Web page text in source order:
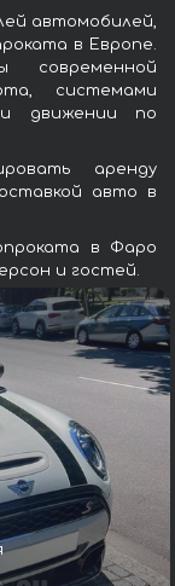
автомобилей,
в Европе.
современной
системами
движении по
аренду
авто в
в Фаро
и гостей.